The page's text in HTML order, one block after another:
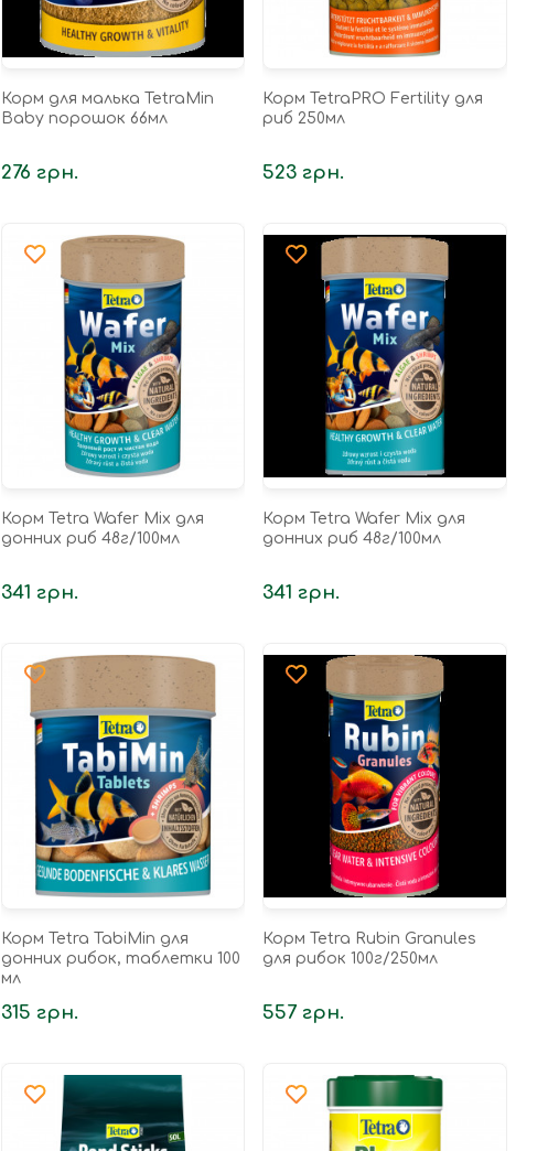
Корм для малька TetraMin
Baby порошок 66мл
276 грн.
Корм TetraPRO Fertility для
риб 250мл
523 грн.
Корм Tetra Wafer Mix для
донних риб 48г/100мл
341 грн.
Корм Tetra Wafer Mix для
донних риб 48г/100мл
341 грн.
Корм Tetra TabiMin для
донних рибок, таблетки 100
мл
315 грн.
Корм Tetra Rubin Granules
для рибок 100г/250мл
557 грн.